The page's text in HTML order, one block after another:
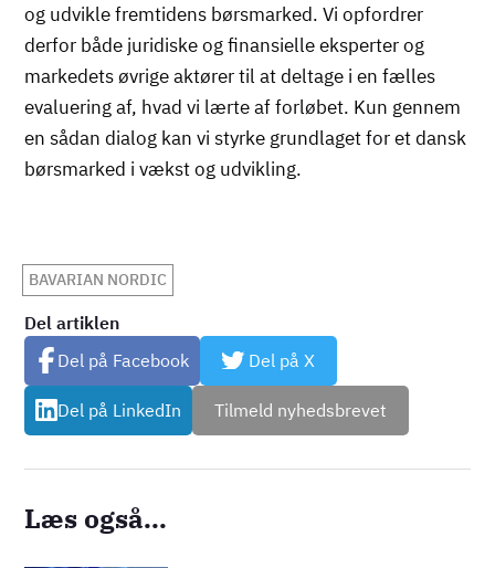
og udvikle fremtidens børsmarked. Vi opfordrer
derfor både juridiske og finansielle eksperter og
markedets øvrige aktører til at deltage i en fælles
evaluering af, hvad vi lærte af forløbet. Kun gennem
en sådan dialog kan vi styrke grundlaget for et dansk
børsmarked i vækst og udvikling.
BAVARIAN NORDIC
Del artiklen
Del på Facebook
Del på X
Del på LinkedIn Tilmeld nyhedsbrevet
Læs også...